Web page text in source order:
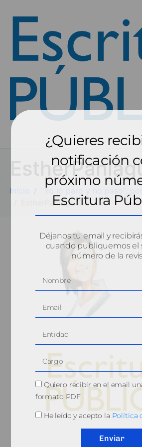
Inicio
"Yo lo paro y no paso",
EstherPaniagua1
¿Quieres
notificación
próximo
Escritura
Déjanos tu email y
cuando publiquemos el
número de la
Quiero recibir en el email
formato PDF
He leído y acepto la Política
Enviar